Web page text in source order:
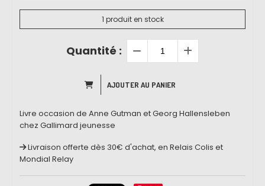
1 produit en stock
Quantité :
AJOUTER AU PANIER
Livre occasion de Anne Gutman et Georg Hallensleben
chez Gallimard jeunesse
Livraison offerte dès 30€ d'achat, en Relais Colis et
Mondial Relay